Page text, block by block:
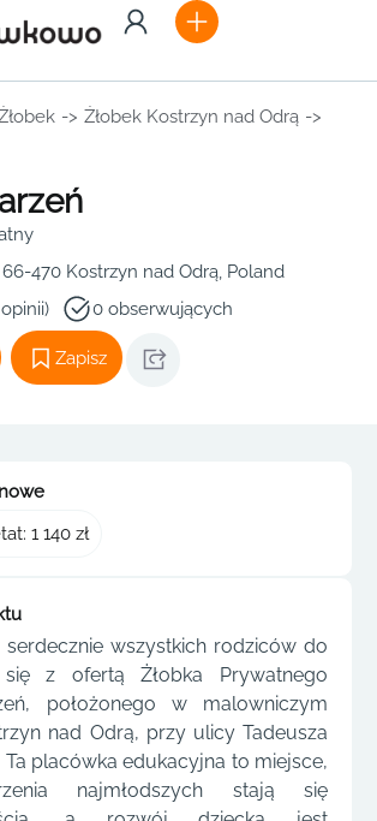
-> Żłobek Kostrzyn nad Odrą ->
66-470 Kostrzyn nad Odrą, Poland
0 obserwujących
Zapisz
1 140 zł
serdecznie wszystkich rodziców do
się z ofertą Żłobka Prywatnego
położonego w malowniczym
nad Odrą, przy ulicy Tadeusza
Ta placówka edukacyjna to miejsce,
najmłodszych stają się